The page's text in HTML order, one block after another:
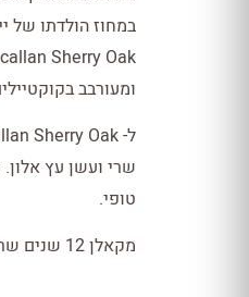
ומעורבב
שרי ועשן עץ
טופי.
מקאלן 12 שנים שרי אוק